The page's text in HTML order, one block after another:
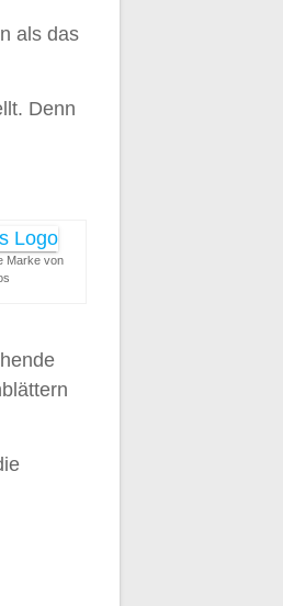
als das
Denn
Marke von